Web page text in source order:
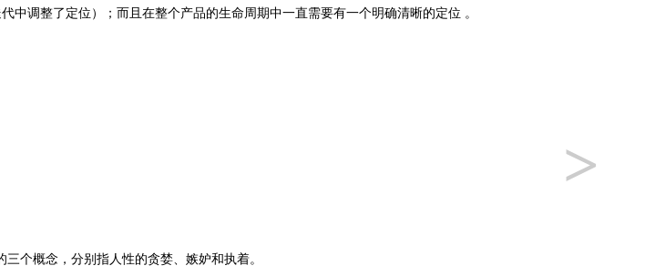
调整了定位）；而且在整个产品的生命周期中一直需要有一个明确清晰的定位 。
个概念，分别指人性的贪婪、嫉妒和执着。
>